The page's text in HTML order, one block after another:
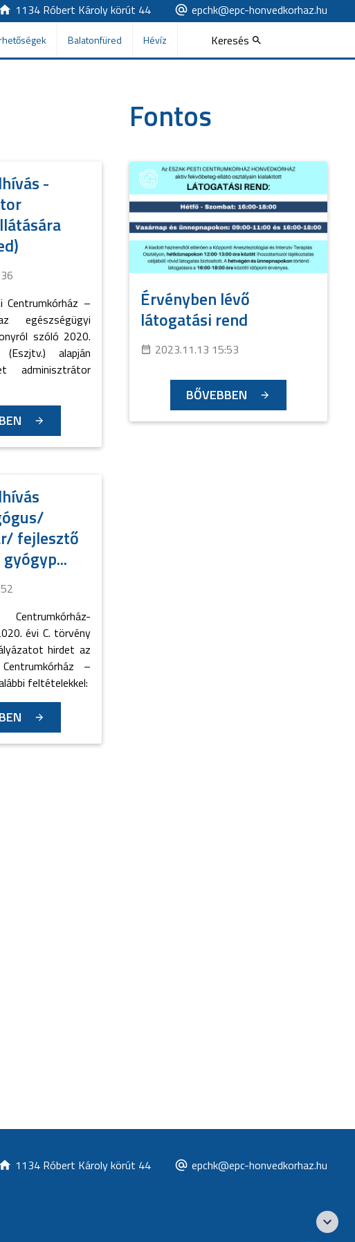
1134 Róbert Károly körút 44 epchk@epc-honvedkorhaz.hu
Balatonfüred Hévíz Keresés
-
–
egészségügyi
szóló 2020.
alapján
adminisztrátor
fejlesztő
évi C. törvény
hirdet az
–
feltételekkel:
Fontos
Érvényben lévő
látogatási rend
2023.11.13 15:53
BŐVEBBEN
1134 Róbert Károly körút 44 epchk@epc-honvedkorhaz.hu